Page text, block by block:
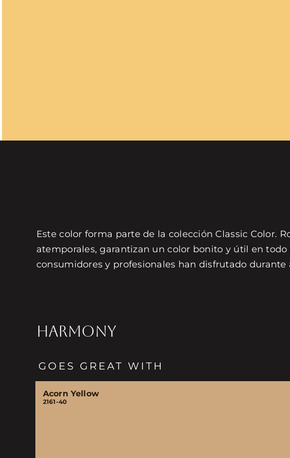
Este color forma parte de la colección Classic Color.
atemporales, garantizan un color bonito y útil en
consumidores y profesionales han disfrutado
HARMONY
GOES GREAT WITH
Acorn Yellow
2161-40